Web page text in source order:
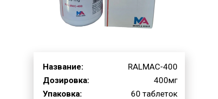
Название:
Дозировка:
Упаковка:
RALMAC-400
400мг
60 таблеток